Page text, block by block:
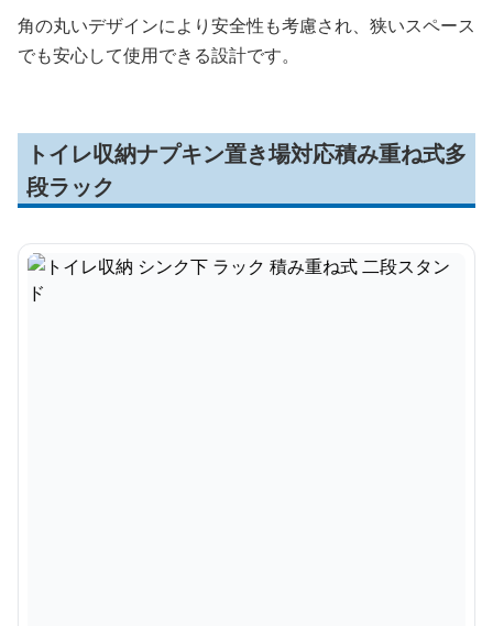
角の丸いデザインにより安全性も考慮され、狭いスペース
でも安心して使用できる設計です。
トイレ収納ナプキン置き場対応積み重ね式多
段ラック